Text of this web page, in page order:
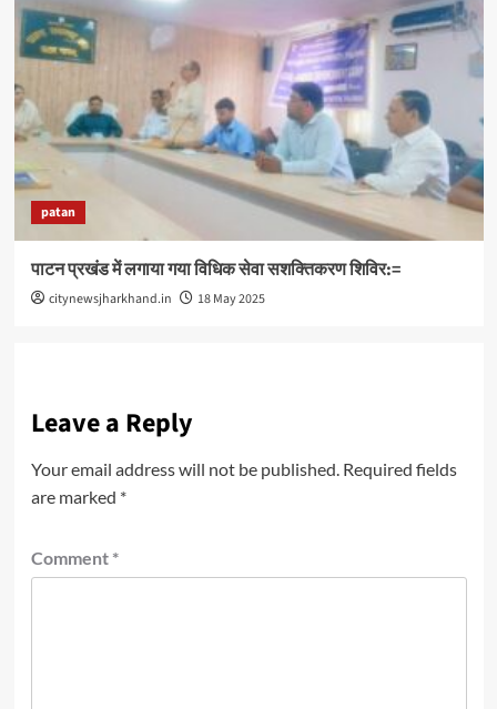
patan
पाटन प्रखंड में लगाया गया विधिक सेवा सशक्तिकरण शिविर:=
citynewsjharkhand.in 18 May 2025
Leave a Reply
Your email address will not be published. Required fields
are marked *
Comment *